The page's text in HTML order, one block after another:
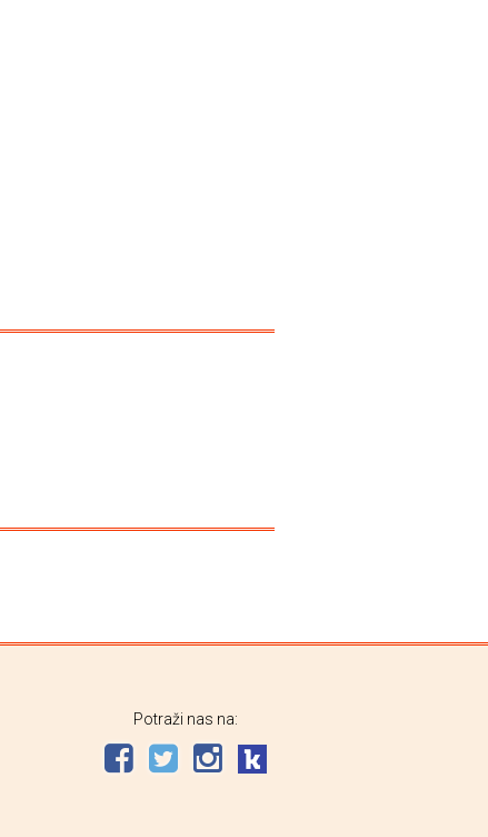
Potraži nas na: